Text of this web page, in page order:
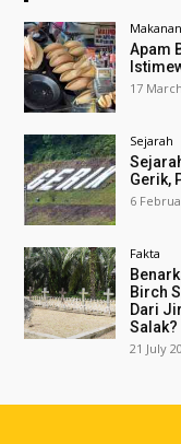
Makanan
Apam
17
Sejarah
Gerik,
6
Fakta
Birch
Dari
Salak?
21 July